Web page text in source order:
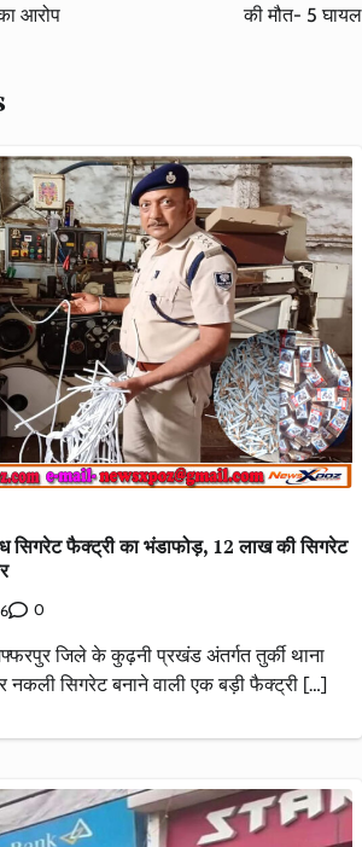
आरोप
की मौत- 5 घायल
सिगरेट फैक्ट्री का भंडाफोड़, 12 लाख की सिगरेट
0
जिले के कुढ़नी प्रखंड अंतर्गत तुर्की थाना
नकली सिगरेट बनाने वाली एक बड़ी फैक्ट्री […]